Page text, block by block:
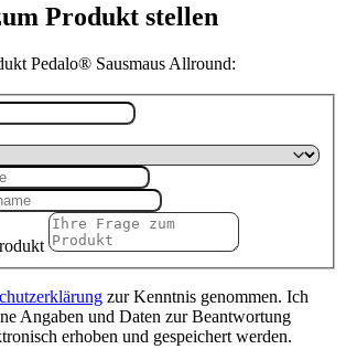
Produkt stellen
Pedalo® Sausmaus Allround:
zur Kenntnis genommen. Ich
Angaben und Daten zur Beantwortung
erhoben und gespeichert werden.